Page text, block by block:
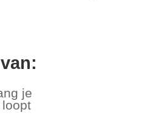
je